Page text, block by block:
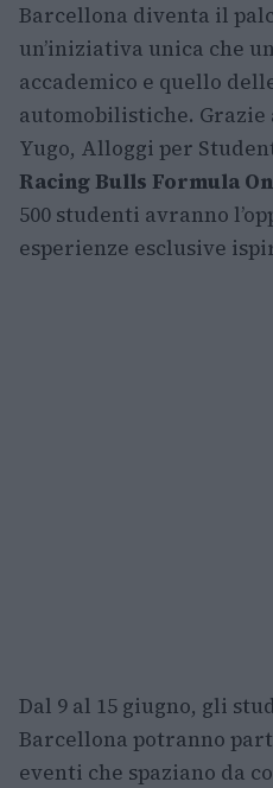
Barcellona diventa il
un’iniziativa unica che
accademico e quello
automobilistiche.
Yugo, Alloggi per
Racing Bulls Formula
500 studenti avranno
esperienze esclusive
Dal 9 al 15 giugno, gli
Barcellona potranno
eventi che spaziano da